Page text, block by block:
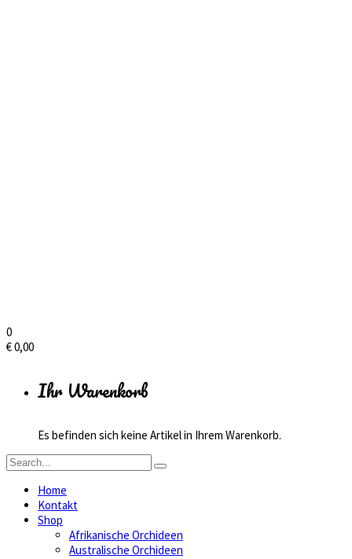
0
€0,00
Ihr Warenkorb
Es befinden sich keine Artikel in Ihrem Warenkorb.
Home
Kontakt
Shop
Afrikanische Orchideen
Australische Orchideen